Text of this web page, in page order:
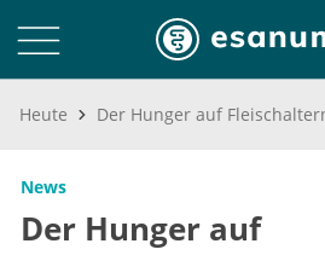
Heute Der Hunger auf
News
Der Hunger auf